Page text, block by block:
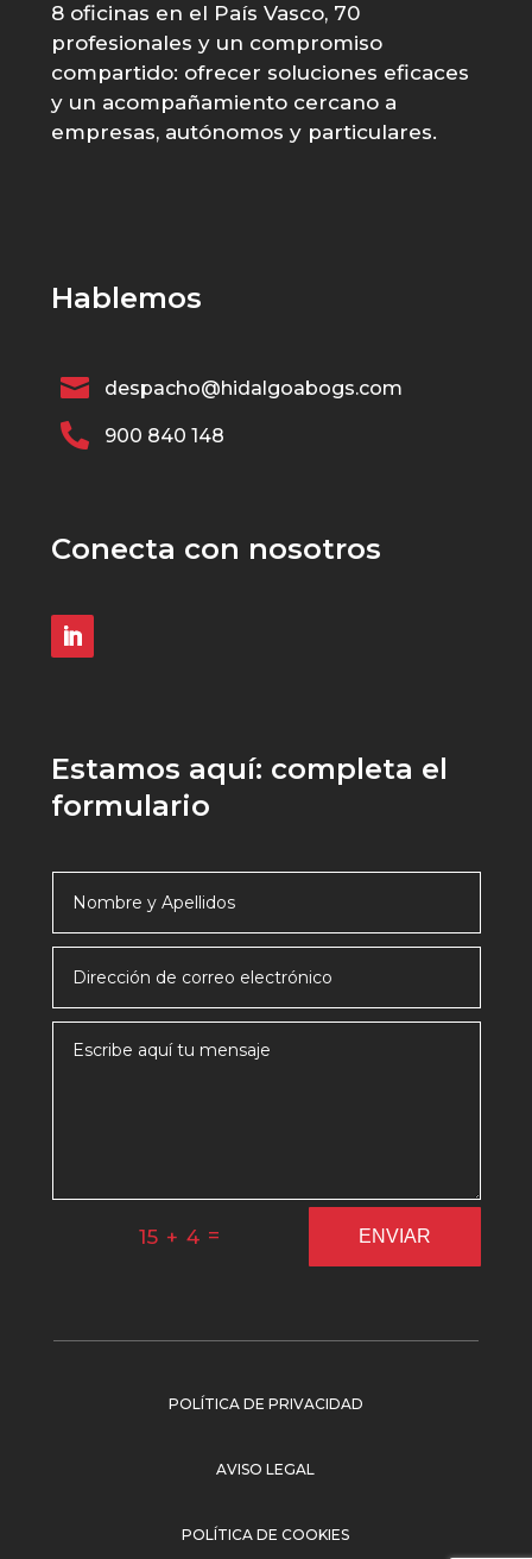
8 oficinas en el País Vasco, 70
profesionales y un compromiso
compartido: ofrecer soluciones eficaces
y un acompañamiento cercano a
empresas, autónomos y particulares.
Hablemos
 despacho@hidalgoabogs.com
 900 840 148
Conecta con nosotros
Estamos aquí: completa el
formulario
15 + 4 = ENVIAR
POLÍTICA DE PRIVACIDAD
AVISO LEGAL
POLÍTICA DE COOKIES